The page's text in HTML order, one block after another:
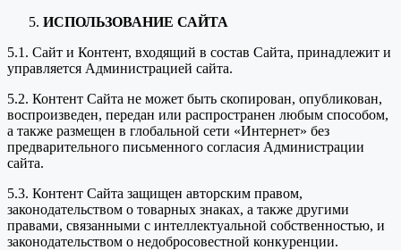
ИСПОЛЬЗОВАНИЕ САЙТА
5.1. Сайт и Контент, входящий в состав Сайта, принадлежит и
управляется Администрацией сайта.
5.2. Контент Сайта не может быть скопирован, опубликован,
воспроизведен, передан или распространен любым способом,
а также размещен в глобальной сети «Интернет» без
предварительного письменного согласия Администрации
сайта.
5.3. Контент Сайта защищен авторским правом,
законодательством о товарных знаках, а также другими
правами, связанными с интеллектуальной собственностью, и
законодательством о недобросовестной конкуренции.